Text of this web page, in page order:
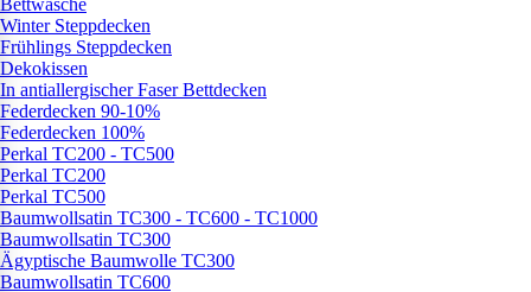
Bettwäsche
Winter Steppdecken
Frühlings Steppdecken
Dekokissen
In antiallergischer Faser Bettdecken
Federdecken 90-10%
Federdecken 100%
Perkal TC200 - TC500
Perkal TC200
Perkal TC500
Baumwollsatin TC300 - TC600 - TC1000
Baumwollsatin TC300
Ägyptische Baumwolle TC300
Baumwollsatin TC600